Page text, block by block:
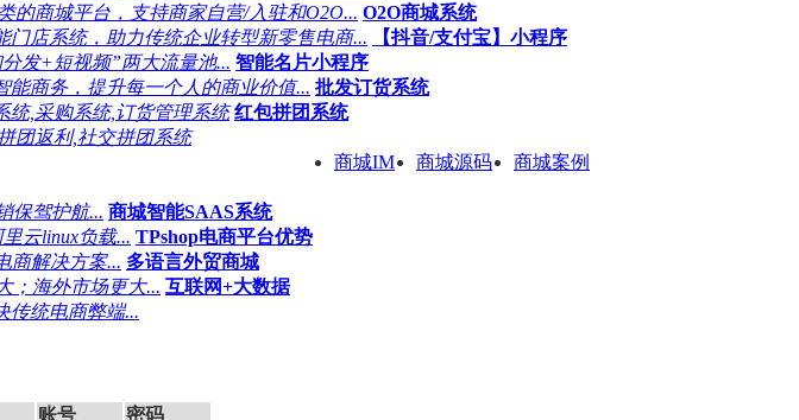
的商城平台，支持商家自营/入驻和O2O... O2O商城系统
门店系统，助力传统企业转型新零售电商...
【抖音/支付宝】小程序
发+短视频”两大流量池... 智能名片小程序
能商务，提升每一个人的商业价值... 批发订货系统
统,采购系统,订货管理系统 红包拼团系统
团返利,社交拼团系统
保驾护航... 商城智能SAAS系统
云linux负载... TPshop电商平台优势
商解决方案... 多语言外贸商城
；海外市场更大... 互联网+大数据
传统电商弊端...
商城IM 商城源码 商城案例
账号
密码